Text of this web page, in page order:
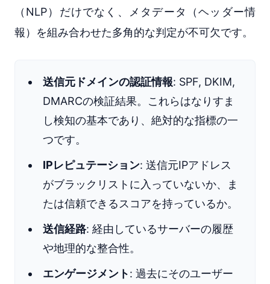
（NLP）だけでなく、メタデータ（ヘッダー情
報）を組み合わせた多角的な判定が不可欠です。
送信元ドメインの認証情報: SPF, DKIM,
DMARCの検証結果。これらはなりすま
し検知の基本であり、絶対的な指標の一
つです。
IPレピュテーション: 送信元IPアドレス
がブラックリストに入っていないか、ま
たは信頼できるスコアを持っているか。
送信経路: 経由しているサーバーの履歴
や地理的な整合性。
エンゲージメント: 過去にそのユーザー